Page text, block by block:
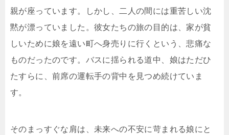
親が座っています。しかし、二人の間には重苦しい沈
黙が漂っていました。彼女たちの旅の目的は、家が貧
しいために娘を遠い町へ身売りに行くという、悲痛な
ものだったのです。バスに揺られる道中、娘はただひ
たすらに、前席の運転手の背中を見つめ続けていま
す。
そのまっすぐな肩は、未来への不安に苛まれる娘にと